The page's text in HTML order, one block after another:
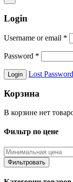
Login
Username or email *
Password *
Lost
Корзина
В корзине нет
Фильтр по цене
Фильтровать